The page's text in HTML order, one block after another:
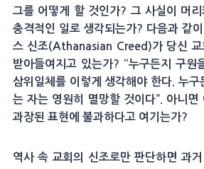
그를 어떻게 할 것인가? 그 사실이 머
충격적인 일로 생각되는가? 다음과 같
스 신조(Athanasian Creed)가 당신 교
받아들여지고 있는가? “누구든지 구원
삼위일체를 이렇게 생각해야 한다. 누구
는 자는 영원히 멸망할 것이다”. 아니면
과장된 표현에 불과하다고 여기는가?
역사 속 교회의 신조로만 판단하면 과거